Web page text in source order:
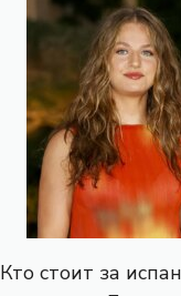
Кто стоит за